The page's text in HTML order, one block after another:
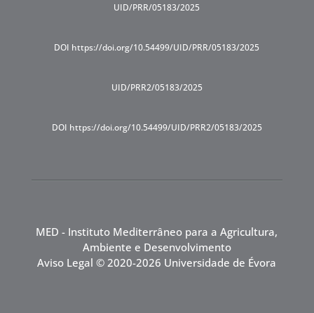
UID/PRR/05183/2025
DOI https://doi.org/10.54499/UID/PRR/05183/2025
UID/PRR2/05183/2025
DOI https://doi.org/10.54499/UID/PRR2/05183/2025
MED - Instituto Mediterrâneo para a Agricultura,
Ambiente e Desenvolvimento
Aviso Legal © 2020-2026 Universidade de Évora